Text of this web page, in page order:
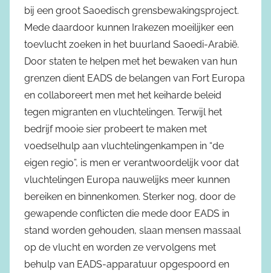
bij een groot Saoedisch grensbewakingsproject.
Mede daardoor kunnen Irakezen moeilijker een
toevlucht zoeken in het buurland Saoedi-Arabië.
Door staten te helpen met het bewaken van hun
grenzen dient EADS de belangen van Fort Europa
en collaboreert men met het keiharde beleid
tegen migranten en vluchtelingen. Terwijl het
bedrijf mooie sier probeert te maken met
voedselhulp aan vluchtelingenkampen in “de
eigen regio”, is men er verantwoordelijk voor dat
vluchtelingen Europa nauwelijks meer kunnen
bereiken en binnenkomen. Sterker nog, door de
gewapende conflicten die mede door EADS in
stand worden gehouden, slaan mensen massaal
op de vlucht en worden ze vervolgens met
behulp van EADS-apparatuur opgespoord en